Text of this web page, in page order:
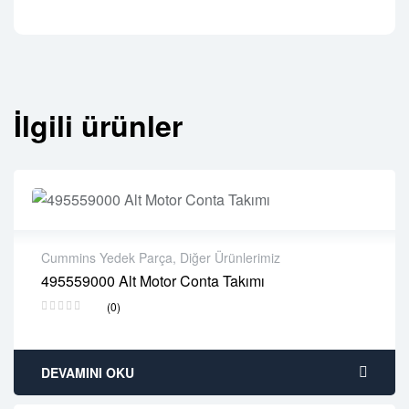
İlgili ürünler
Cummins Yedek Parça, Diğer Ürünlerimiz
495559000 Alt Motor Conta Takımı
(0)
2 years warranty
Delivery time: 1-2 business days
DEVAMINI OKU